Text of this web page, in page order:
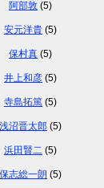
阿部敦 (5)
安元洋貴 (5)
保村真 (5)
井上和彦 (5)
寺島拓篤 (5)
浅沼晋太郎 (5)
浜田賢二 (5)
保志総一朗 (5)